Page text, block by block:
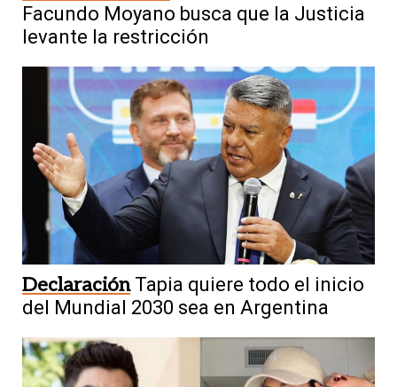
Facundo Moyano busca que la Justicia
levante la restricción
Declaración Tapia quiere todo el inicio
del Mundial 2030 sea en Argentina